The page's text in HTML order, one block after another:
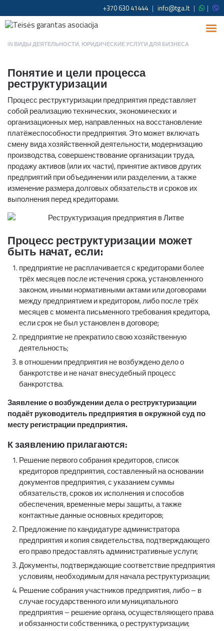
+370 630 41444 | info@tga.lt | |
IN ВИДЫ ДЕЯТЕЛЬНОСТИ, ЮРИДИЧЕСКИЕ УСЛУГИ ДЛЯ БИЗНЕСА
Понятие и цели процесса
реструктуризации
Процесс реструктуризации предприятия представляет
собой реализацию технических, экономических и
организационных мер, направленных на восстановление
платёжеспособности предприятия. Это может включать
смену вида хозяйственной деятельности, модернизацию
производства, совершенствование организации труда,
продажу активов (или их части), принятие активов других
предприятий при объединении или разделении, а также
изменение размера долговых обязательств и сроков их
выполнения перед кредиторами.
Процесс реструктуризации может
быть начат, если:
предприятие не расплачивается с кредиторами более
трёх месяцев после истечения срока, установленного
законом, иными нормативными актами или договорами
между предприятием и кредитором, либо после трёх
месяцев с момента письменного требования кредитора,
если срок не был установлен в договоре;
предприятие не прекратило свою хозяйственную
деятельность;
в отношении предприятия не возбуждено дело о
банкротстве и не начат внесудебный процесс
банкротства.
Заявление о возбуждении дела о реструктуризации
подаёт руководитель предприятия в окружной суд по
месту регистрации предприятия.
К заявлению прилагаются:
Решение первого собрания кредиторов, список
кредиторов предприятия, составленный на основании
документов предприятия, с указанием суммы
обязательств, сроков их исполнения и способов
обеспечения, временные меры защиты, а также
контактные данные основных кредиторов;
Предложение по кандидатуре администратора
предприятия и копия свидетельства, подтверждающего
его право предоставлять административные услуги;
Документы, подтверждающие соответствие предприятия
условиям, необходимым для начала реструктуризации;
Решение собрания участников предприятия, либо – в
случае государственного или муниципального
предприятия – решение органа, осуществляющего права
и обязанности собственника, о реструктуризации;